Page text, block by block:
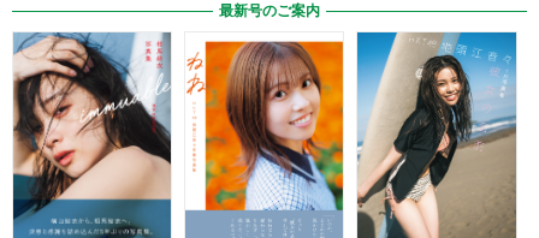
最新号のご案内